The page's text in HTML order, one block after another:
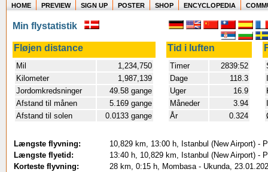
Where in the world have you flown?
How long have you been in the air?
Create your own FlightMemory and see!
HOME PREVIEW SIGN UP POSTER SHOP ENCYCLOPEDIA
Min flystatistik
Fløjen distance Tid i luften
Mil
1,234,750
Kilometer
1,987,139
Jordomkredsninger
49.58 gange
Afstand til månen
5.169 gange
Afstand til solen
0.0133 gange
Timer
2839:52
Dage
118.3
Uger
16.9
Måneder
3.94
År
0.324
Længste flyvning:
10,829 km, 13:00 h, Istanbul (New Airport) -
Længste flyetid:
13:40 h, 10,829 km, Istanbul (New Airport) -
Korteste flyvning:
28 km, 0:15 h, Mombasa - Ukunda,